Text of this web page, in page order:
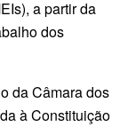
a partir da
dos
da Câmara dos
à Constituição